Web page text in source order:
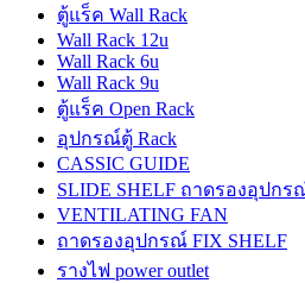
ตู้แร็ค Wall Rack
Wall Rack 12u
Wall Rack 6u
Wall Rack 9u
ตู้แร็ค Open Rack
อุปกรณ์ตู้ Rack
CASSIC GUIDE
SLIDE SHELF ถาดรองอุปกร
VENTILATING FAN
ถาดรองอุปกรณ์ FIX SHELF
รางไฟ power outlet